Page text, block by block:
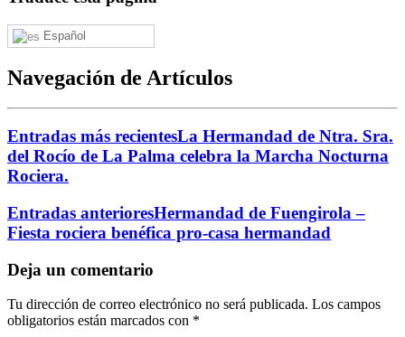
Español
Navegación de Artículos
Entradas más recientesLa Hermandad de Ntra. Sra.
del Rocío de La Palma celebra la Marcha Nocturna
Rociera.
Entradas anterioresHermandad de Fuengirola –
Fiesta rociera benéfica pro-casa hermandad
Deja un comentario
Tu dirección de correo electrónico no será publicada. Los campos
obligatorios están marcados con *